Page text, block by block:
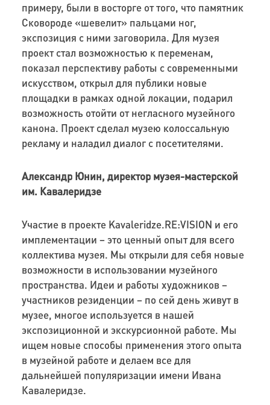
примеру, были в восторге от того, что памятник
Сковороде «шевелит» пальцами ног,
экспозиция с ними заговорила. Для музея
проект стал возможностью к переменам,
показал перспективу работы с современными
искусством, открыл для публики новые
площадки в рамках одной локации, подарил
возможность отойти от негласного музейного
канона. Проект сделал музею колоссальную
рекламу и наладил диалог с посетителями.
Александр Юнин, директор музея-мастерской
им. Кавалеридзе
Участие в проекте Kavaleridze.RE:VISION и его
имплементации – это ценный опыт для всего
коллектива музея. Мы открыли для себя новые
возможности в использовании музейного
пространства. Идеи и работы художников –
участников резиденции – по сей день живут в
музее, многое используется в нашей
экспозиционной и экскурсионной работе. Мы
ищем новые способы применения этого опыта
в музейной работе и делаем все для
дальнейшей популяризации имени Ивана
Кавалеридзе.